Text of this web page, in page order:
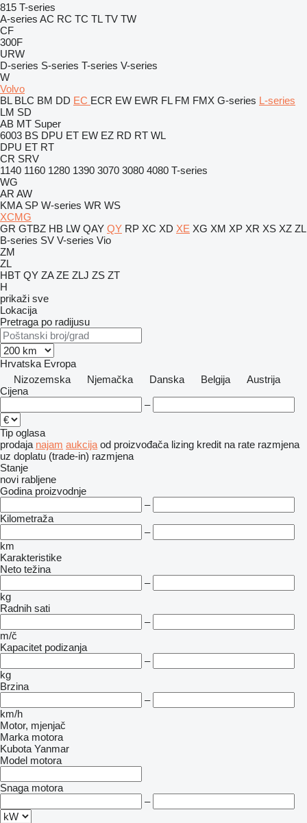
815 T-series
A-series AC RC TC TL TV TW
CF
300F
URW
D-series S-series T-series V-series
W
Volvo
BL BLC BM DD EC ECR EW EWR FL FM FMX G-series L-series
LM SD
AB MT Super
6003 BS DPU ET EW EZ RD RT WL
DPU ET RT
CR SRV
1140 1160 1280 1390 3070 3080 4080 T-series
WG
AR AW
KMA SP W-series WR WS
XCMG
GR GTBZ HB LW QAY QY RP XC XD XE XG XM XP XR XS XZ ZL
B-series SV V-series Vio
ZM
ZL
HBT QY ZA ZE ZLJ ZS ZT
H
prikaži sve
Lokacija
Pretraga po radijusu
Hrvatska Evropa
Nizozemska
Njemačka Danska Belgija
Austrija
Cijena
–
Tip oglasa
prodaja najam aukcija od proizvođača lizing kredit na rate razmjena
uz doplatu (trade-in) razmjena
Stanje
novi rabljene
Godina proizvodnje
–
Kilometraža
–
km
Karakteristike
Neto težina
–
kg
Radnih sati
–
m/č
Kapacitet podizanja
–
kg
Brzina
–
km/h
Motor, mjenjač
Marka motora
Kubota Yanmar
Model motora
Snaga motora
–